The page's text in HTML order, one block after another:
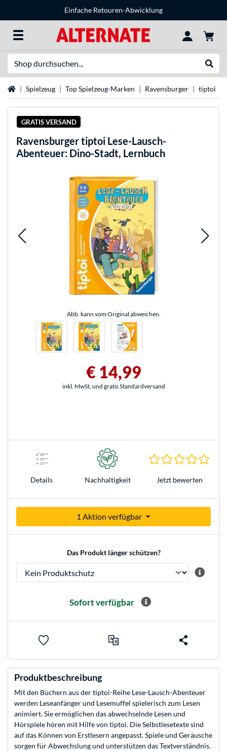
Einfache Retouren-Abwicklung
StartseiteSpielzeug Top Spielzeug-Marken Ravensburger tiptoi
GRATIS VERSAND
Ravensburgertiptoi Lese-Lausch-
Abenteuer: Dino-Stadt, Lernbuch
Abb. kann vom Original abweichen.
€ 14,99
inkl. MwSt. und gratis Standardversand
Details Nachhaltigkeit Jetzt bewerten
1 Aktion verfügbar
Das Produkt länger schützen?
Sofort verfügbar
Produktbeschreibung
Mit den Büchern aus der tiptoi-Reihe Lese-Lausch-Abenteuer
werden Leseanfänger und Lesemuffel spielerisch zum Lesen
animiert. Sie ermöglichen das abwechselnde Lesen und
Hörspiele hören mit Hilfe von tiptoi. Die Selbstlesetexte sind
auf das Können von Erstlesern angepasst. Spiele und Geräusche
sorgen für Abwechslung und unterstützen das Textverständnis.